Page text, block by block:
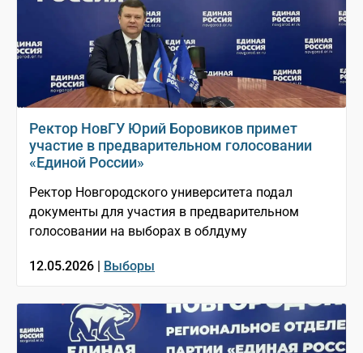
Ректор НовГУ Юрий Боровиков примет
участие в предварительном голосовании
«Единой России»
Ректор Новгородского университета подал
документы для участия в предварительном
голосовании на выборах в облдуму
12.05.2026 | Выборы